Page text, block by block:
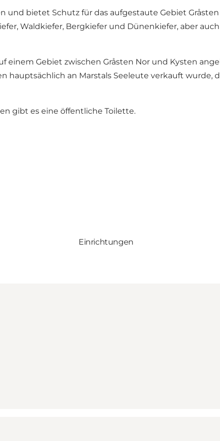
und bietet Schutz für das aufgestaute Gebiet
Waldkiefer, Bergkiefer und Dünenkiefer, aber
einem Gebiet zwischen Gråsten Nor und Kysten
hauptsächlich an Marstals Seeleute verkauft
gibt es eine öffentliche Toilette.
Einrichtungen